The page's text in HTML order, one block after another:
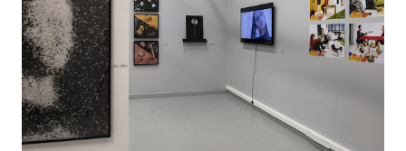
Дизайн интерьера
Дизайн одежды
Стайлинг
Современная живопись
UX/UI-дизайн
Маркетинг
мероприятии